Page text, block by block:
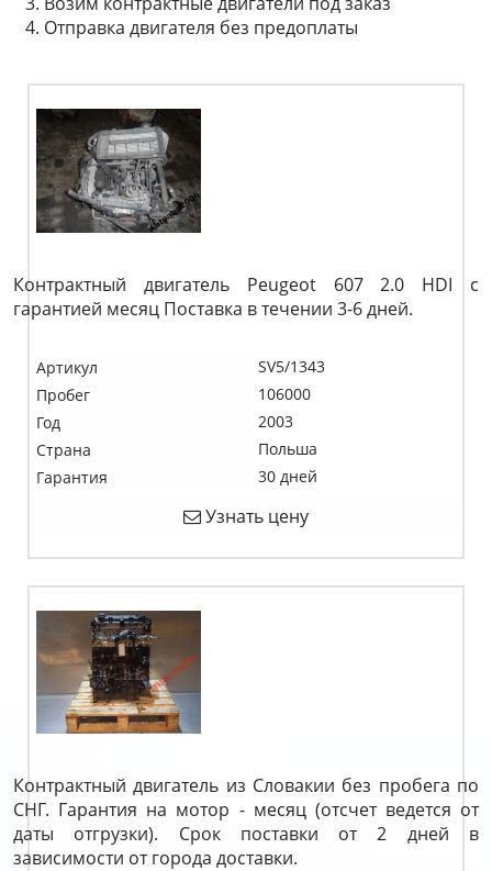
Отправка двигателя без предоплаты
Контрактный двигатель Peugeot 607 2.0 HDI c
гарантией месяц Поставка в течении 3-6 дней.
Артикул
SV5/1343
Пробег
106000
Год
2003
Страна
Польша
Гарантия
30 дней
Узнать цену
Контрактный двигатель из Словакии без пробега по
СНГ. Гарантия на мотор - месяц (отсчет ведется от
даты отгрузки). Срок поставки от 2 дней в
зависимости от города доставки.